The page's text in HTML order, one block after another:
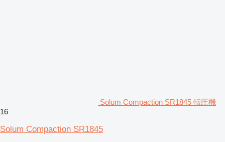
Solum Compaction SR1845 転圧機
16
Solum Compaction SR1845